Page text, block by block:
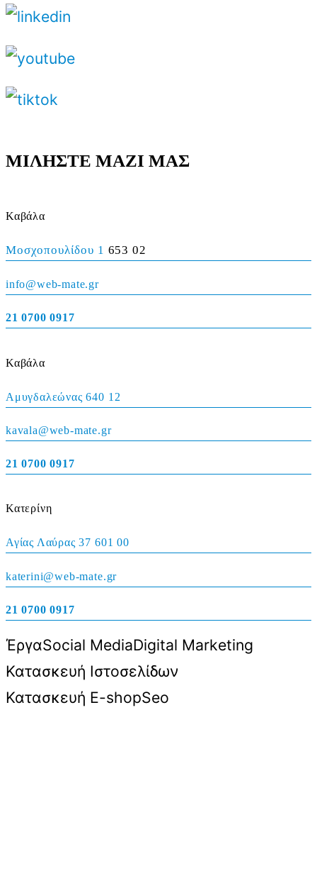
ΜΙΛΗΣΤΕ ΜΑΖΙ ΜΑΣ
Καβάλα
Μοσχοπουλίδου 1 653 02
info@web-mate.gr
21 0700 0917
Καβάλα
Αμυγδαλεώνας 640 12
kavala@web-mate.gr
21 0700 0917
Κατερίνη
Αγίας Λαύρας 37 601 00
katerini@web-mate.gr
21 0700 0917
ΈργαSocial MediaDigital Marketing
Κατασκευή Ιστοσελίδων
Κατασκευή E-shopSeo